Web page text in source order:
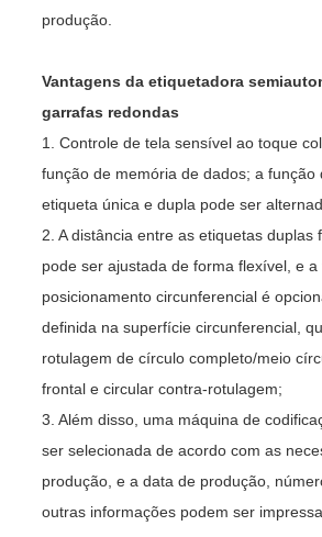
produção.
Vantagens da etiquetadora
garrafas redondas
1. Controle de tela sensível ao toque
função de memória de dados; a função
etiqueta única e dupla pode ser
2. A distância entre as etiquetas duplas
pode ser ajustada de forma flexível, e a
posicionamento circunferencial é
definida na superfície circunferencial,
rotulagem de círculo completo/meio
frontal e circular contra-rotulagem;
3. Além disso, uma máquina de
ser selecionada de acordo com as
produção, e a data de produção,
outras informações podem ser